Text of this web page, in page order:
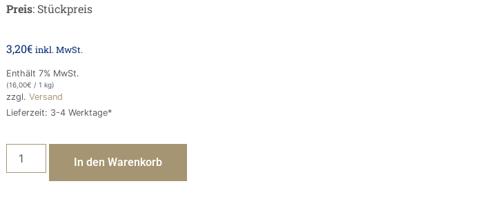
Preis: Stückpreis
3,20€ inkl. MwSt.
Enthält 7% MwSt.
(16,00€ / 1 kg)
zzgl. Versand
Lieferzeit: 3-4 Werktage*
In den Warenkorb